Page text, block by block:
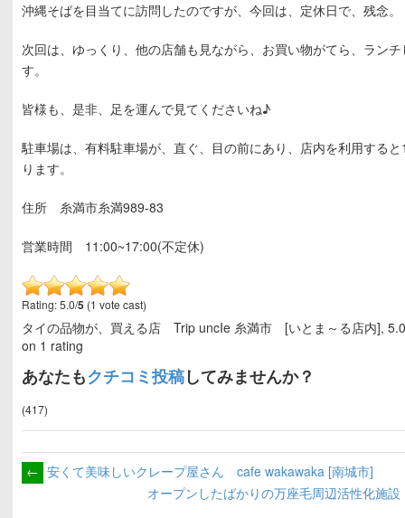
沖縄そばを目当てに訪問したのですが、今回は、定休日で、残念。
次回は、ゆっくり、他の店舗も見ながら、お買い物がてら、ラン
す。
皆様も、是非、足を運んで見てくださいね♪
駐車場は、有料駐車場が、直ぐ、目の前にあり、店内を利用する
ります。
住所 糸満市糸満989-83
営業時間 11:00~17:00(不定休)
Rating: 5.0/5 (1 vote cast)
タイの品物が、買える店 Trip uncIe 糸満市 [いとま～る店内],
on 1 rating
あなたもクチコミ投稿してみませんか？
(417)
← 安くて美味しいクレープ屋さん cafe wakawaka [南城市]
オープンしたばかりの万座毛周辺活性化